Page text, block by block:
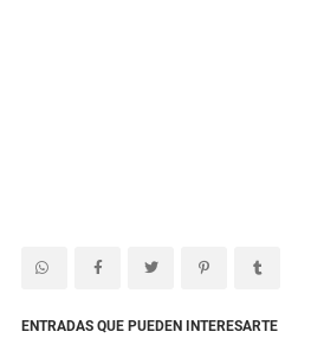
ENTRADAS QUE PUEDEN INTERESARTE